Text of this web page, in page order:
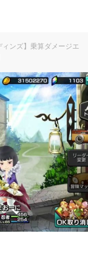
ィンズ】乗算ダメージエ